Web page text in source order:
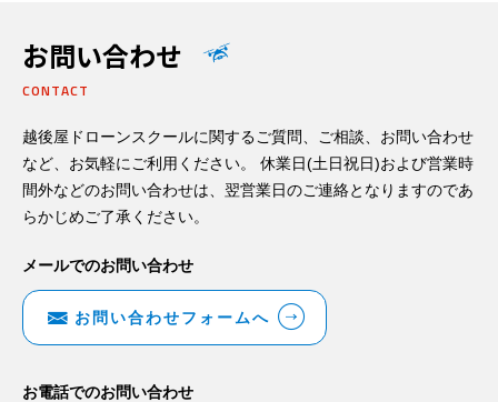
お問い合わせ
CONTACT
越後屋ドローンスクールに関するご質問、ご相談、お問い合わせ
など、お気軽にご利用ください。 休業日(土日祝日)および営業時
間外などのお問い合わせは、翌営業日のご連絡となりますのであ
らかじめご了承ください。
メールでのお問い合わせ
お問い合わせフォームへ
お電話でのお問い合わせ